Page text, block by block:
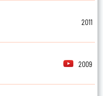
2011
2009